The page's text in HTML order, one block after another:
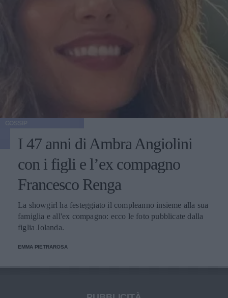
I 47 anni di Ambra Angiolini
con i figli e l’ex compagno
Francesco Renga
La showgirl ha festeggiato il compleanno insieme alla sua
famiglia e all'ex compagno: ecco le foto pubblicate dalla
figlia Jolanda.
EMMA PIETRAROSA